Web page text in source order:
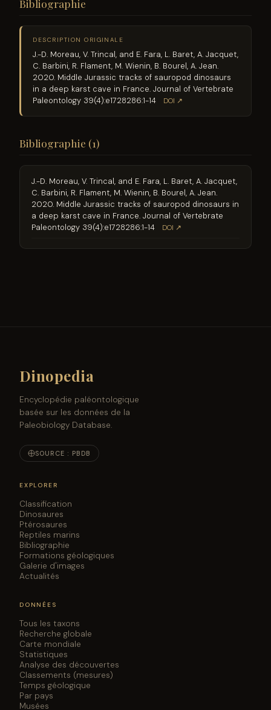
Bibliographie
DESCRIPTION ORIGINALE
J.-D. Moreau, V. Trincal, and E. Fara, L. Baret, A. Jacquet,
C. Barbini, R. Flament, M. Wienin, B. Bourel, A. Jean.
2020. Middle Jurassic tracks of sauropod dinosaurs
in a deep karst cave in France. Journal of Vertebrate
Paleontology 39(4):e1728286:1-14
DOI ↗
Bibliographie (1)
J.-D. Moreau, V. Trincal, and E. Fara, L. Baret, A. Jacquet,
C. Barbini, R. Flament, M. Wienin, B. Bourel, A. Jean.
2020. Middle Jurassic tracks of sauropod dinosaurs in
a deep karst cave in France. Journal of Vertebrate
Paleontology 39(4):e1728286:1-14
DOI ↗
Dinopedia
Encyclopédie paléontologique
basée sur les données de la
Paleobiology Database.
SOURCE : PBDB
EXPLORER
Classification
Dinosaures
Ptérosaures
Reptiles marins
Bibliographie
Formations géologiques
Galerie d'images
Actualités
DONNÉES
Tous les taxons
Recherche globale
Carte mondiale
Statistiques
Analyse des découvertes
Classements (mesures)
Temps géologique
Par pays
Musées